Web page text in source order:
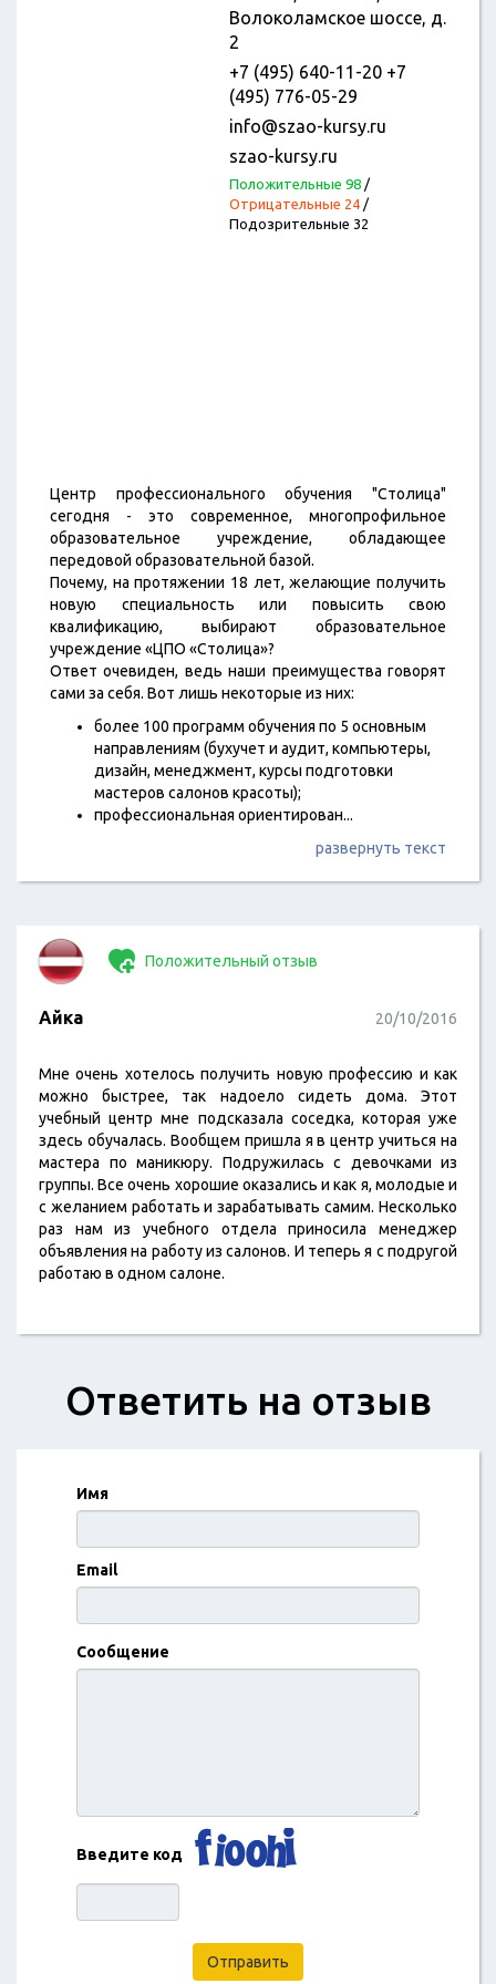
Волоколамское шоссе, д.
2
+7 (495) 640-11-20 +7
(495) 776-05-29
info@szao-kursy.ru
szao-kursy.ru
Положительные 98/
Отрицательные 24/
Подозрительные 32
Центр профессионального обучения "Столица"
сегодня - это современное, многопрофильное
образовательное учреждение, обладающее
передовой образовательной базой.
Почему, на протяжении 18 лет, желающие получить
новую специальность или повысить свою
квалификацию, выбирают образовательное
учреждение «ЦПО «Столица»?
Ответ очевиден, ведь наши преимущества говорят
сами за себя. Вот лишь некоторые из них:
более 100 программ обучения по 5 основным
направлениям (бухучет и аудит, компьютеры,
дизайн, менеджмент, курсы подготовки
мастеров салонов красоты);
профессиональная ориентирован...
развернуть текст
Положительный отзыв
Айка 20/10/2016
Мне очень хотелось получить новую профессию и как
можно быстрее, так надоело сидеть дома. Этот
учебный центр мне подсказала соседка, которая уже
здесь обучалась. Вообщем пришла я в центр учиться на
мастера по маникюру. Подружилась с девочками из
группы. Все очень хорошие оказались и как я, молодые и
с желанием работать и зарабатывать самим. Несколько
раз нам из учебного отдела приносила менеджер
объявления на работу из салонов. И теперь я с подругой
работаю в одном салоне.
Ответить на отзыв
Имя
Email
Сообщение
Введите код
Отправить